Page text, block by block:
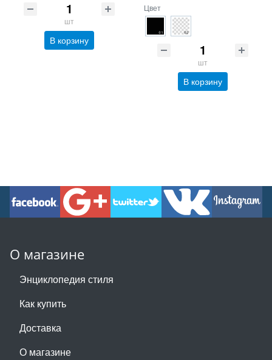
шт
В корзину
Цвет
шт
В корзину
О магазине
Энциклопедия стиля
Как купить
Доставка
О магазине